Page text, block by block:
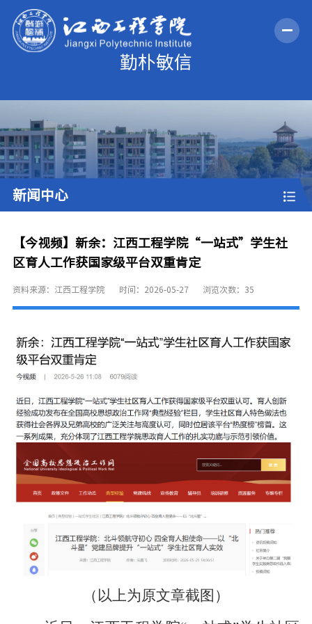
新闻中心
【今视频】新余：江西工程学院“一站式”学生社
区育人工作获国家级平台双重肯定
资料来源：江西工程学院 时间：2026-05-27 浏览次数： 35
（以上为原文章截图）